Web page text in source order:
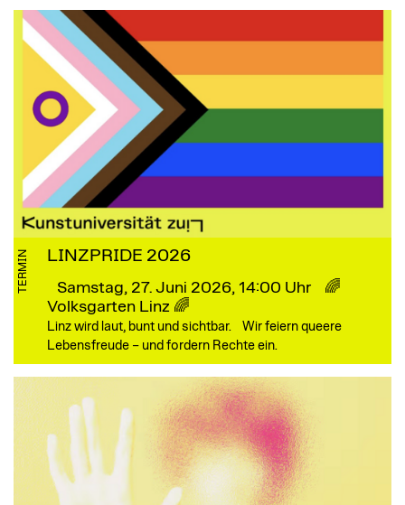
TERMIN LINZPRIDE 2026
Samstag, 27. Juni 2026, 14:00 Uhr
🌈
Volksgarten Linz 🌈
Linz wird laut, bunt und sichtbar. Wir feiern queere
Lebensfreude – und fordern Rechte ein.